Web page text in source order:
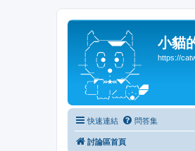
小貓
https://
快速連結 問答集
討論區首頁